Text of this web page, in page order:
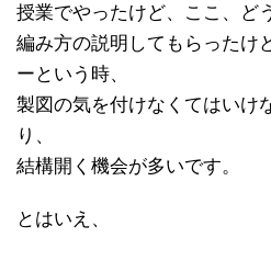
授業でやったけど、ここ、ど
編み方の説明してもらったけ
ーという時、
製図の気を付けなくてはいけ
り、
結構開く機会が多いです。
とはいえ、